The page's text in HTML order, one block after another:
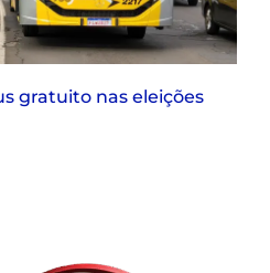
gratuito nas eleições